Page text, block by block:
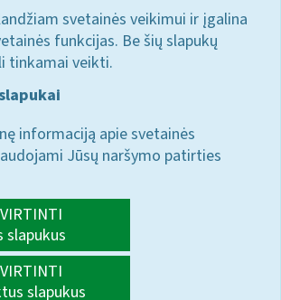
svetainės veikimui ir įgalina
funkcijas. Be šių slapukų
tinkamai veikti.
informaciją apie svetainės
Jūsų naršymo patirties
slapukus
slapukus